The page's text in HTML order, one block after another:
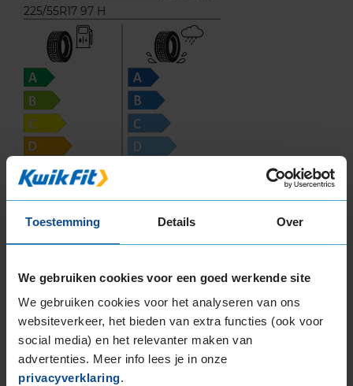
Toestemming Details Over
We gebruiken cookies voor een goed werkende site
We gebruiken cookies voor het analyseren van ons
websiteverkeer, het bieden van extra functies (ook voor
social media) en het relevanter maken van
advertenties. Meer info lees je in onze
privacyverklaring.
225/55R17 97 H
De fabrikant van deze band heeft op dit
moment geen waarde voor de
brandstofefficiëntie van deze band beschikbaar.
In de categorie grip op nat wegdek is deze band
gewaardeerd met een E-label, wat betekent dat